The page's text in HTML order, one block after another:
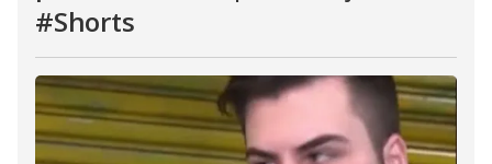
#Shorts